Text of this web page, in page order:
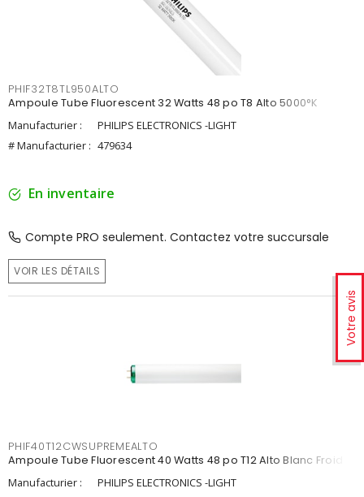
Votre avis
PHIF32T8TL950ALTO
Ampoule Tube Fluorescent 32 Watts 48 po T8 Alto 5000°K
Manufacturier :
PHILIPS ELECTRONICS -LIGHT
# Manufacturier : 479634
En inventaire
Compte PRO seulement. Contactez votre succursale
VOIR LES DÉTAILS
PHIF40T12CWSUPREMEALTO
Ampoule Tube Fluorescent 40 Watts 48 po T12 Alto Blanc Froid
Manufacturier :
PHILIPS ELECTRONICS -LIGHT